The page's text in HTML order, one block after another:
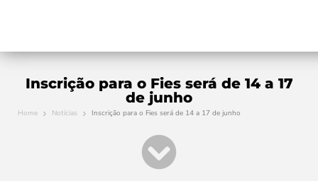
Inscrição para o Fies será de 14 a 17
de junho
Home Notícias Inscrição para o Fies será de 14 a 17 de junho